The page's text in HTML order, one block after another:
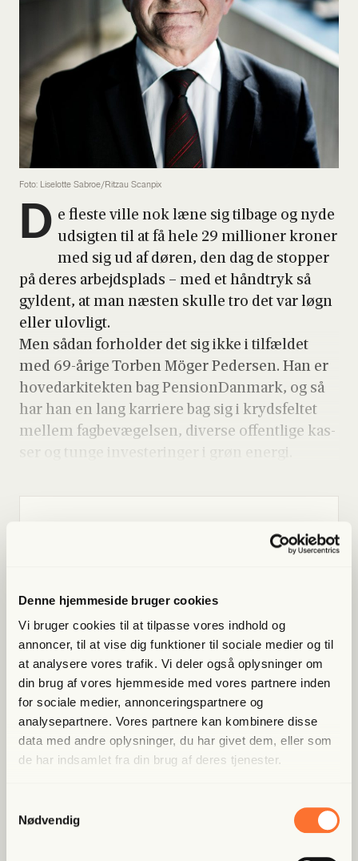
Denne hjemmeside bruger cookies
Vi bruger cookies til at tilpasse vores indhold og
annoncer, til at vise dig funktioner til sociale medier og til
at analysere vores trafik. Vi deler også oplysninger om
din brug af vores hjemmeside med vores partnere inden
for sociale medier, annonceringspartnere og
analysepartnere. Vores partnere kan kombinere disse
data med andre oplysninger, du har givet dem, eller som
de har indsamlet fra din brug af deres tjenester.
Nødvendig
Foto: Liselotte Sabroe/Ritzau Scanpix
D e fle­ste vil­le nok læne sig til­ba­ge og nyde
udsig­ten til at få hele 29 mil­li­o­ner kro­ner
med sig ud af døren, den dag de stop­per
på deres arbejds­plads – med et hånd­tryk så
gyl­dent, at man næsten skul­le tro det var løgn
eller ulov­ligt.
Men sådan for­hol­der det sig ikke i til­fæl­det
med 69-åri­ge Tor­ben Möger Peder­sen. Han er
hove­d­ar­ki­tek­ten bag Pen­sionDan­mark, og så
har han en lang kar­ri­e­re bag sig i kryds­fel­tet
mel­lem fag­be­væ­gel­sen, diver­se offent­li­ge kas­
spa­re 40%
artik­ler til podcasts – få ori­gi­nal jour­na­li­stik, du ikke
Bliv med­lem og spar nu
Allerede medlem?Log ind her.